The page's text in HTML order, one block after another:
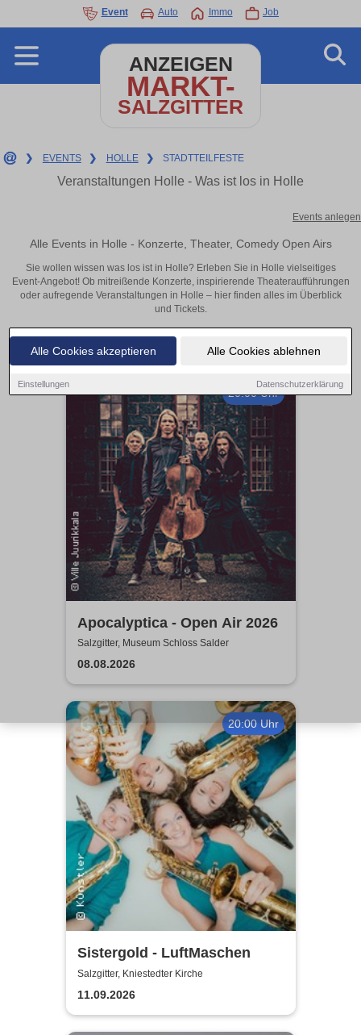
Alle Cookies akzeptieren Alle Cookies ablehnen
Einstellungen Datenschutzerklärung
Event Auto Immo Job
ANZEIGEN
MARKT-
SALZGITTER
❯ EVENTS ❯ HOLLE ❯ STADTTEILFESTE
Veranstaltungen Holle - Was ist los in Holle
Events anlegen
Alle Events in Holle - Konzerte, Theater, Comedy Open Airs
Sie wollen wissen was los ist in Holle? Erleben Sie in Holle vielseitiges
Event-Angebot! Ob mitreißende Konzerte, inspirierende Theateraufführungen
oder aufregende Veranstaltungen in Holle – hier finden alles im Überblick
und Tickets.
20:00 Uhr
Apocalyptica - Open Air 2026
Salzgitter, Museum Schloss Salder
08.08.2026
20:00 Uhr
Sistergold - LuftMaschen
Salzgitter, Kniestedter Kirche
11.09.2026